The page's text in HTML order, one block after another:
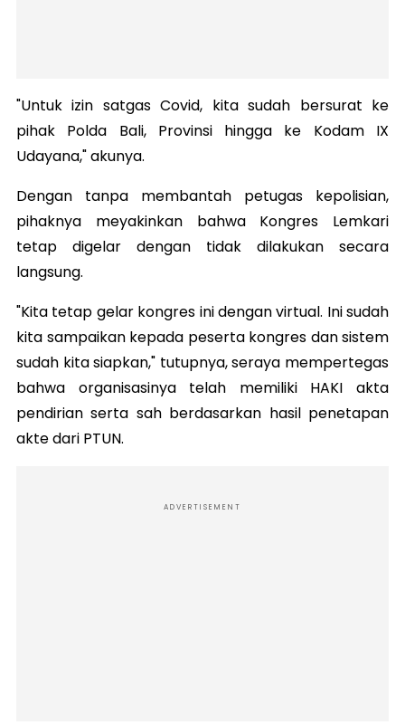
"Untuk izin satgas Covid, kita sudah bersurat ke
pihak Polda Bali, Provinsi hingga ke Kodam IX
Udayana," akunya.
Dengan tanpa membantah petugas kepolisian,
pihaknya meyakinkan bahwa Kongres Lemkari
tetap digelar dengan tidak dilakukan secara
langsung.
"Kita tetap gelar kongres ini dengan virtual. Ini sudah
kita sampaikan kepada peserta kongres dan sistem
sudah kita siapkan," tutupnya, seraya mempertegas
bahwa organisasinya telah memiliki HAKI akta
pendirian serta sah berdasarkan hasil penetapan
akte dari PTUN.
ADVERTISEMENT